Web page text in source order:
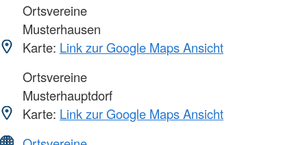
Ortsvereine
Musterhausen
Karte: Link zur Google Maps Ansicht
Ortsvereine
Musterhauptdorf
Karte: Link zur Google Maps Ansicht